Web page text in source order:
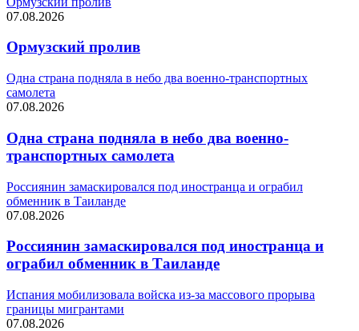
07.08.2026
Ормузский пролив
Одна страна подняла в небо два военно-транспортных
самолета
07.08.2026
Одна страна подняла в небо два военно-
транспортных самолета
Россиянин замаскировался под иностранца и ограбил
обменник в Таиланде
07.08.2026
Россиянин замаскировался под иностранца и
ограбил обменник в Таиланде
Испания мобилизовала войска из-за массового прорыва
границы мигрантами
07.08.2026